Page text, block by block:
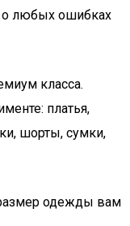
о любых ошибках
класса.
платья,
шорты, сумки,
одежды вам